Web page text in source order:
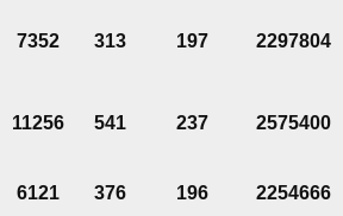
7352 313 197 2297804
11256 541 237 2575400
6121 376 196 2254666